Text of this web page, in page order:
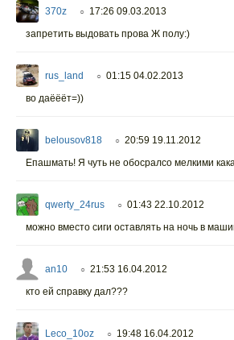
370z ○ 17:26 09.03.2013
запретить выдовать прова Ж полу:)
rus_land ○ 01:15 04.02.2013
во даёёёт=))
belousov818 ○ 20:59 19.11.2012
Епашмать! Я чуть не обосралсо мелкими
qwerty_24rus ○ 01:43 22.10.2012
можно вместо сиги оставлять на ночь в
an10 ○ 21:53 16.04.2012
кто ей справку дал???
Leco_10oz ○ 19:48 16.04.2012